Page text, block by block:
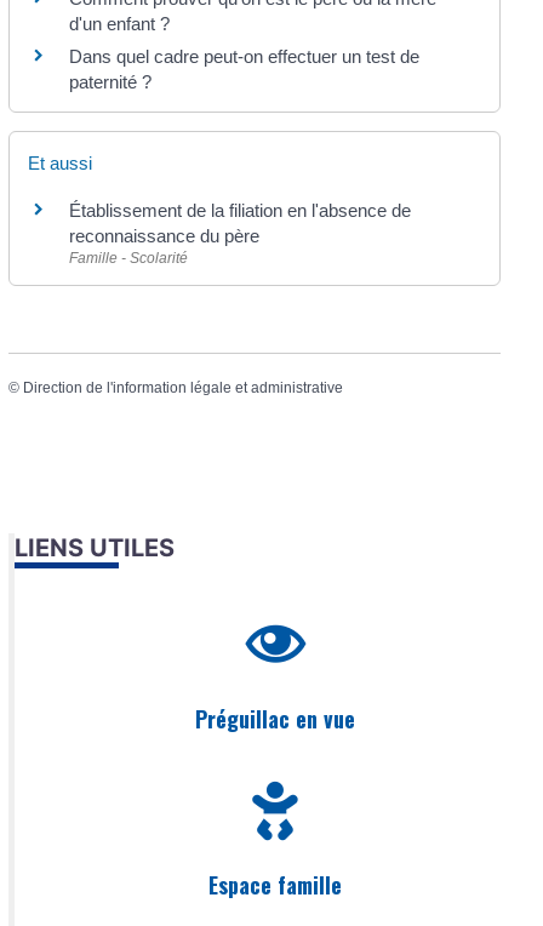
d'un enfant ?
Dans quel cadre peut-on effectuer un test de
paternité ?
Et aussi
Établissement de la filiation en l'absence de
reconnaissance du père
Famille - Scolarité
© Direction de l'information légale et administrative
LIENS UTILES
Préguillac en vue
Espace famille